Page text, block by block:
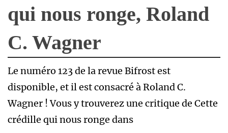
qui nous ronge, Roland
C. Wagner
Le numéro 123 de la revue Bifrost est
disponible, et il est consacré à Roland C.
Wagner ! Vous y trouverez une critique de Cette
crédille qui nous ronge dans